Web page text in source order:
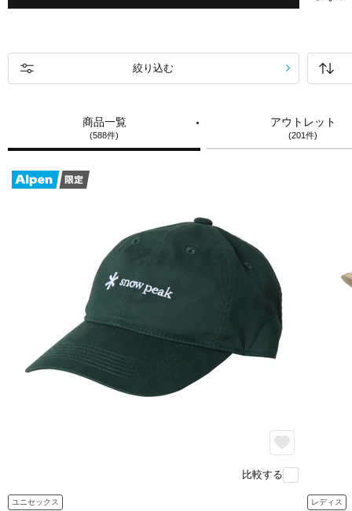
商品一覧
(588件)
アウトレット
(201件)
絞り込む
比較する
ユニセックス レディス